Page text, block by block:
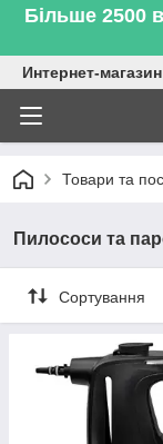
Більше 2500
Интернет-
Товари та
Пилососи та
Сортування